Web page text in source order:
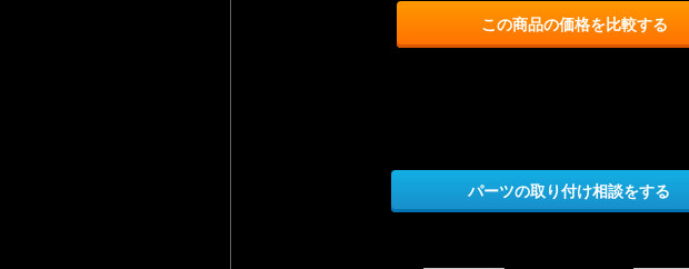
この商品の価格を比較する
パーツの取り付け相談をする